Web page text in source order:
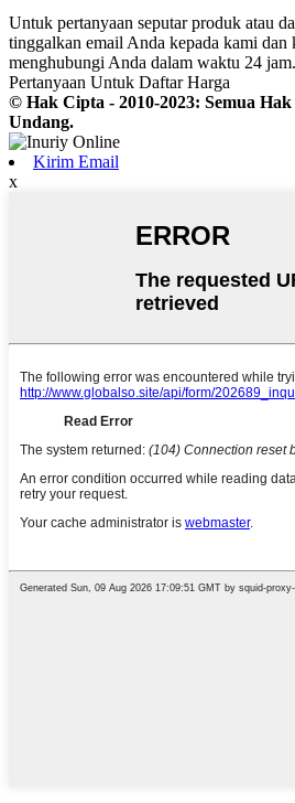
Untuk pertanyaan seputar produk atau
tinggalkan email Anda kepada kami dan
menghubungi Anda dalam waktu 24 jam.
Pertanyaan Untuk Daftar Harga
© Hak Cipta - 2010-2023: Semua
Undang.
Kirim Email
x